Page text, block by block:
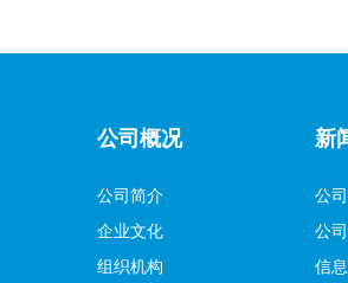
公司概况
公司简介
企业文化
组织机构
新
公
公
信